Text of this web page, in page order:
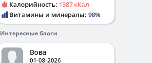
Калорийность: 1387 кКал
Витамины и минералы: 98%
Интересные блоги
Вова
01-08-2026